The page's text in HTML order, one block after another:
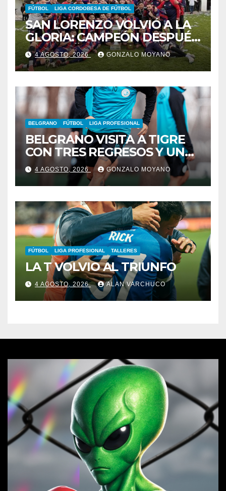
FÚTBOL LIGA CORDOBESA DE FÚTBOL
SAN LORENZO VOLVIÓ A LA
GLORIA: CAMPEÓN DESPUÉS
DE 42 AÑOS
4 AGOSTO, 2026 GONZALO MOYANO
BELGRANO FÚTBOL LIGA PROFESIONAL
BELGRANO VISITA A TIGRE
CON TRES REGRESOS Y UNA
BAJA OBLIGADA
4 AGOSTO, 2026 GONZALO MOYANO
FÚTBOL LIGA PROFESIONAL TALLERES
LA T VOLVIO AL TRIUNFO
4 AGOSTO, 2026 ALAN VARCHUCO